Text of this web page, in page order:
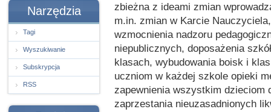
Narzędzia
Tagi
Wyszukiwanie
Subskrypcja
RSS
zbieżna z ideami zmian
m.in. zmian w Karcie
wzmocnienia nadzoru
niepublicznych, doposażenia
klasach, wybudowania boisk i
uczniom w każdej szkole opieki
zapewnienia wszystkim dzieciom
zaprzestania nieuzasadnionych